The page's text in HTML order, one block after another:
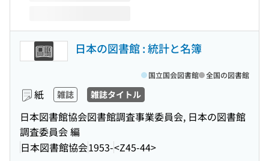
日本の図書館 : 統計と名簿
紙 雑誌 雑誌タイトル
日本図書館協会図書館調査事業委員会, 日本の図書館
調査委員会 編
日本図書館協会1953-<Z45-44>
国立国会図書館 全国の図書館